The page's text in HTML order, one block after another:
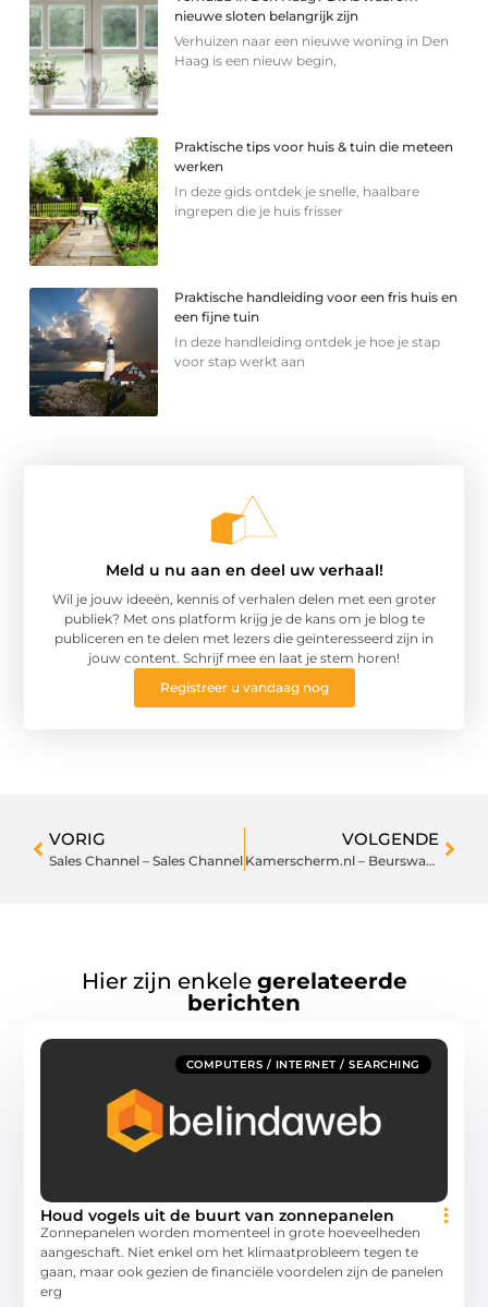
nieuwe sloten belangrijk zijn
Verhuizen naar een nieuwe woning in Den
Haag is een nieuw begin,
Praktische tips voor huis & tuin die meteen
werken
In deze gids ontdek je snelle, haalbare
ingrepen die je huis frisser
Praktische handleiding voor een fris huis en
een fijne tuin
In deze handleiding ontdek je hoe je stap
voor stap werkt aan
Meld u nu aan en deel uw verhaal!
Wil je jouw ideeën, kennis of verhalen delen met een groter
publiek? Met ons platform krijg je de kans om je blog te
publiceren en te delen met lezers die geïnteresseerd zijn in
jouw content. Schrijf mee en laat je stem horen!
Registreer u vandaag nog
VORIG
Sales Channel – Sales Channel
VOLGENDE
Kamerscherm.nl – Beurswand
Hier zijn enkele gerelateerde
berichten
COMPUTERS / INTERNET / SEARCHING
Houd vogels uit de buurt van zonnepanelen
Zonnepanelen worden momenteel in grote hoeveelheden
aangeschaft. Niet enkel om het klimaatprobleem tegen te
gaan, maar ook gezien de financiële voordelen zijn de panelen
erg